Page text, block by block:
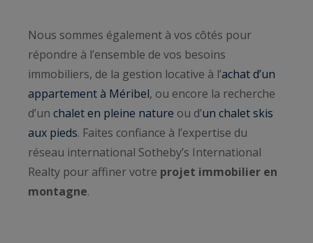
Nous sommes également à vos côtés pour
répondre à l’ensemble de vos besoins
immobiliers, de la gestion locative à l’achat d’un
appartement à Méribel, ou encore la recherche
d’un chalet en pleine nature ou d’un chalet skis
aux pieds. Faites confiance à l’expertise du
réseau international Sotheby’s International
Realty pour affiner votre projet immobilier en
montagne.